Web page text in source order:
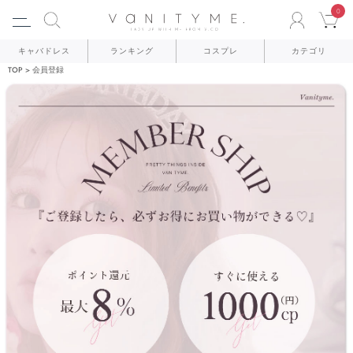
0
キャバドレス ランキング コスプレ カテゴリ
TOP 会員登録